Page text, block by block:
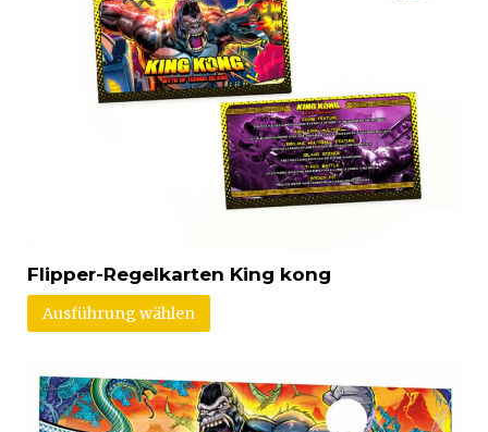
Flipper-Regelkarten King kong
Ausführung wählen